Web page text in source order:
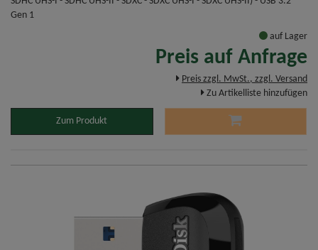
Gen 1
auf Lager
Preis auf Anfrage
Preis zzgl. MwSt., zzgl. Versand
Zu Artikelliste hinzufügen
Zum Produkt